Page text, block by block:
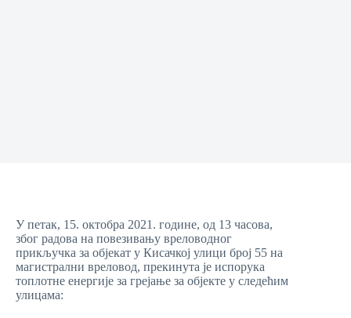
У петак, 15. октобра 2021. године, од 13 часова,
због радова на повезивању вреловодног
прикључка за објекат у Кисачкој улици број 55 на
магистрални вреловод, прекинута је испорука
топлотне енергије за грејање за објекте у следећим
улицама: